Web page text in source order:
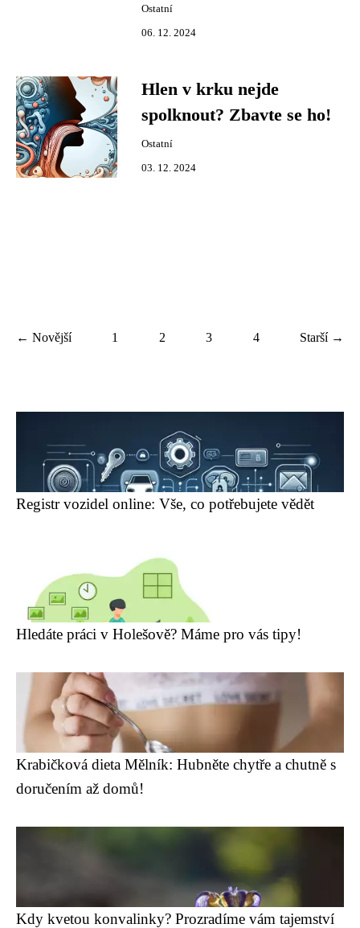
Ostatní
06. 12. 2024
Hlen v krku nejde
spolknout? Zbavte se ho!
Ostatní
03. 12. 2024
← Novější 1 2 3 4 Starší →
Registr vozidel online: Vše, co potřebujete vědět
Hledáte práci v Holešově? Máme pro vás tipy!
Krabičková dieta Mělník: Hubněte chytře a chutně s
doručením až domů!
Kdy kvetou konvalinky? Prozradíme vám tajemství